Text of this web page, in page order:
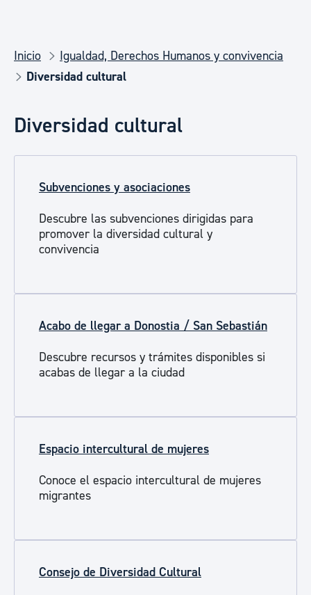
Inicio
Igualdad, Derechos Humanos y convivencia
Diversidad cultural
Diversidad cultural
Subvenciones y asociaciones
Descubre las subvenciones dirigidas para
promover la diversidad cultural y
convivencia
Acabo de llegar a Donostia / San Sebastián
Descubre recursos y trámites disponibles si
acabas de llegar a la ciudad
Espacio intercultural de mujeres
Conoce el espacio intercultural de mujeres
migrantes
Consejo de Diversidad Cultural